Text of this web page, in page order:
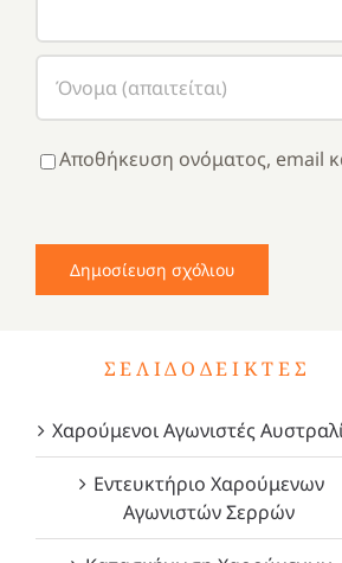
Αποθήκευση ονόματος, email
ΣΕΛΙΔΟΔΕΊΚΤΕΣ
Χαρούμενοι Αγωνιστές
Εντευκτήριο Χαρούμενων
Αγωνιστών Σερρών